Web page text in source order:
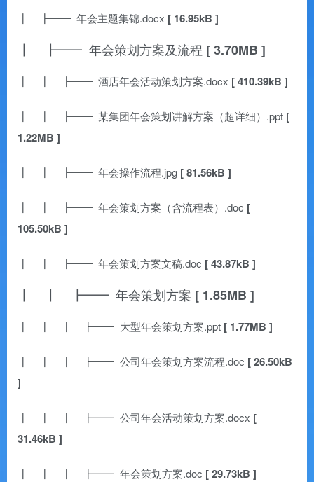
┃ ┣━━ 年会主题集锦.docx [ 16.95kB ]
┃ ┣━━ 年会策划方案及流程 [ 3.70MB ]
┃ ┃ ┣━━ 酒店年会活动策划方案.docx [ 410.39kB ]
┃ ┃ ┣━━ 某集团年会策划讲解方案（超详细）.ppt [
1.22MB ]
┃ ┃ ┣━━ 年会操作流程.jpg [ 81.56kB ]
┃ ┃ ┣━━ 年会策划方案（含流程表）.doc [
105.50kB ]
┃ ┃ ┣━━ 年会策划方案文稿.doc [ 43.87kB ]
┃ ┃ ┣━━ 年会策划方案 [ 1.85MB ]
┃ ┃ ┃ ┣━━ 大型年会策划方案.ppt [ 1.77MB ]
┃ ┃ ┃ ┣━━ 公司年会策划方案流程.doc [ 26.50kB
]
┃ ┃ ┃ ┣━━ 公司年会活动策划方案.docx [
31.46kB ]
┃ ┃ ┃ ┣━━ 年会策划方案.doc [ 29.73kB ]